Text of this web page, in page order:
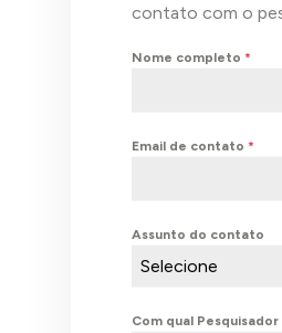
contato com o
Nome completo *
Email de contato *
Assunto do contato
Selecione
Com qual